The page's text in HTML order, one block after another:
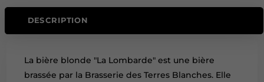
DESCRIPTION
La bière blonde "La Lombarde" est une bière
brassée par la Brasserie des Terres Blanches. Elle